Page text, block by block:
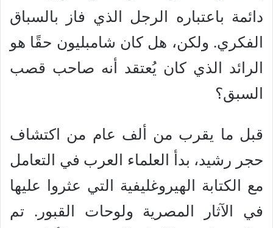
دائمة باعتباره الرجل الذي فاز بالسباق
الفكري. ولكن، هل كان شامبليون حقًا هو
الرائد الذي كان يُعتقد أنه صاحب قصب
السبق؟
قبل ما يقرب من ألف عام من اكتشاف
حجر رشيد، بدأ العلماء العرب في التعامل
مع الكتابة الهيروغليفية التي عثروا عليها
في الآثار المصرية ولوحات القبور. تم